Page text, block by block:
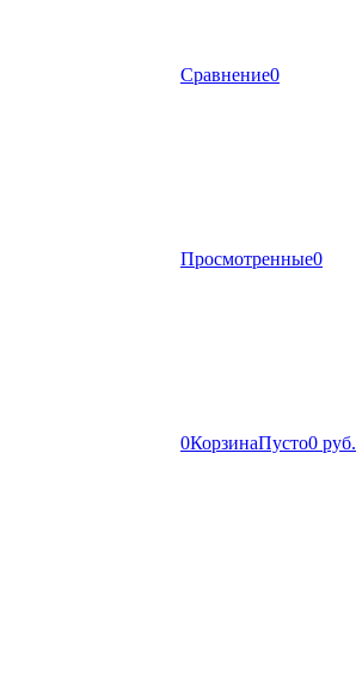
Сравнение0
Просмотренные0
0КорзинаПусто0 руб.